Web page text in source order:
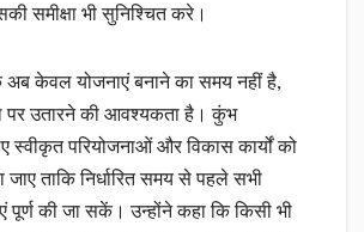
समीक्षा भी सुनिश्चित करे।
केवल योजनाएं बनाने का समय नहीं है,
पर उतारने की आवश्यकता है। कुंभ
स्वीकृत परियोजनाओं और विकास कार्यों को
ताकि निर्धारित समय से पहले सभी
की जा सकें। उन्होंने कहा कि किसी भी